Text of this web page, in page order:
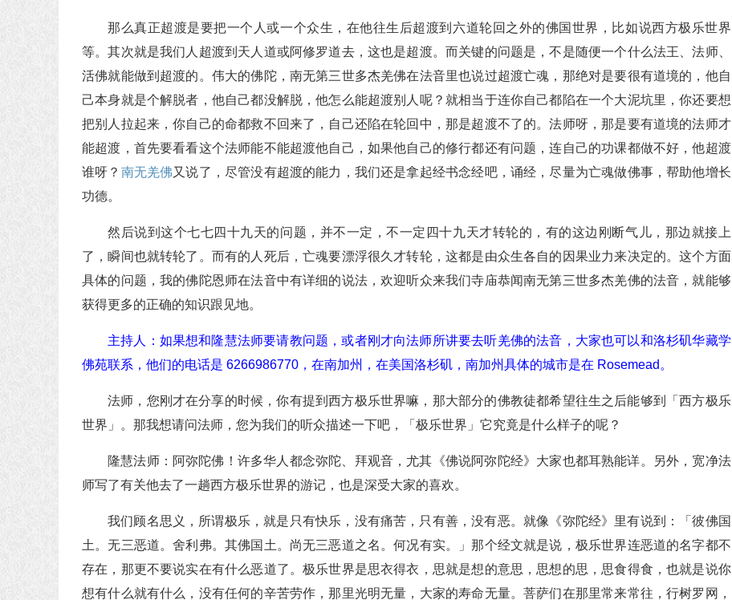
那么真正超渡是要把一个人或一个众生，在他往生后超渡到六道轮回之外的佛国世界，比如说西方极乐世界
等。其次就是我们人超渡到天人道或阿修罗道去，这也是超渡。而关键的问题是，不是随便一个什么法王、法师、
活佛就能做到超渡的。伟大的佛陀，南无第三世多杰羌佛在法音里也说过超渡亡魂，那绝对是要很有道境的，他自
己本身就是个解脱者，他自己都没解脱，他怎么能超渡别人呢？就相当于连你自己都陷在一个大泥坑里，你还要想
把别人拉起来，你自己的命都救不回来了，自己还陷在轮回中，那是超渡不了的。法师呀，那是要有道境的法师才
能超渡，首先要看看这个法师能不能超渡他自己，如果他自己的修行都还有问题，连自己的功课都做不好，他超渡
谁呀？ 南无羌佛又说了，尽管没有超渡的能力，我们还是拿起经书念经吧，诵经，尽量为亡魂做佛事，帮助他增长
功德。
然后说到这个七七四十九天的问题，并不一定，不一定四十九天才转轮的，有的这边刚断气儿，那边就接上
了，瞬间也就转轮了。而有的人死后，亡魂要漂浮很久才转轮，这都是由众生各自的因果业力来决定的。这个方面
具体的问题，我的佛陀恩师在法音中有详细的说法，欢迎听众来我们寺庙恭闻南无第三世多杰羌佛的法音，就能够
获得更多的正确的知识跟见地。
主持人：如果想和隆慧法师要请教问题，或者刚才向法师所讲要去听羌佛的法音，大家也可以和洛杉矶华藏学
佛苑联系，他们的电话是 6266986770，在南加州，在美国洛杉矶，南加州具体的城市是在 Rosemead。
法师，您刚才在分享的时候，你有提到西方极乐世界嘛，那大部分的佛教徒都希望往生之后能够到「西方极乐
世界」。那我想请问法师，您为我们的听众描述一下吧，「极乐世界」它究竟是什么样子的呢？
隆慧法师：阿弥陀佛！许多华人都念弥陀、拜观音，尤其《佛说阿弥陀经》大家也都耳熟能详。另外，宽净法
师写了有关他去了一趟西方极乐世界的游记，也是深受大家的喜欢。
我们顾名思义，所谓极乐，就是只有快乐，没有痛苦，只有善，没有恶。就像《弥陀经》里有说到：「彼佛国
土。无三恶道。舍利弗。其佛国土。尚无三恶道之名。何况有实。」那个经文就是说，极乐世界连恶道的名字都不
存在，那更不要说实在有什么恶道了。极乐世界是思衣得衣，思就是想的意思，思想的思，思食得食，也就是说你
想有什么就有什么，没有任何的辛苦劳作，那里光明无量，大家的寿命无量。菩萨们在那里常来常往，行树罗网，